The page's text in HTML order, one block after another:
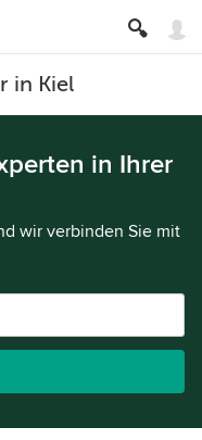
in Kiel
in Ihrer
wir verbinden Sie mit